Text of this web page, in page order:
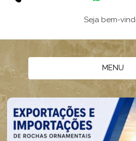
Seja bem-
MENU